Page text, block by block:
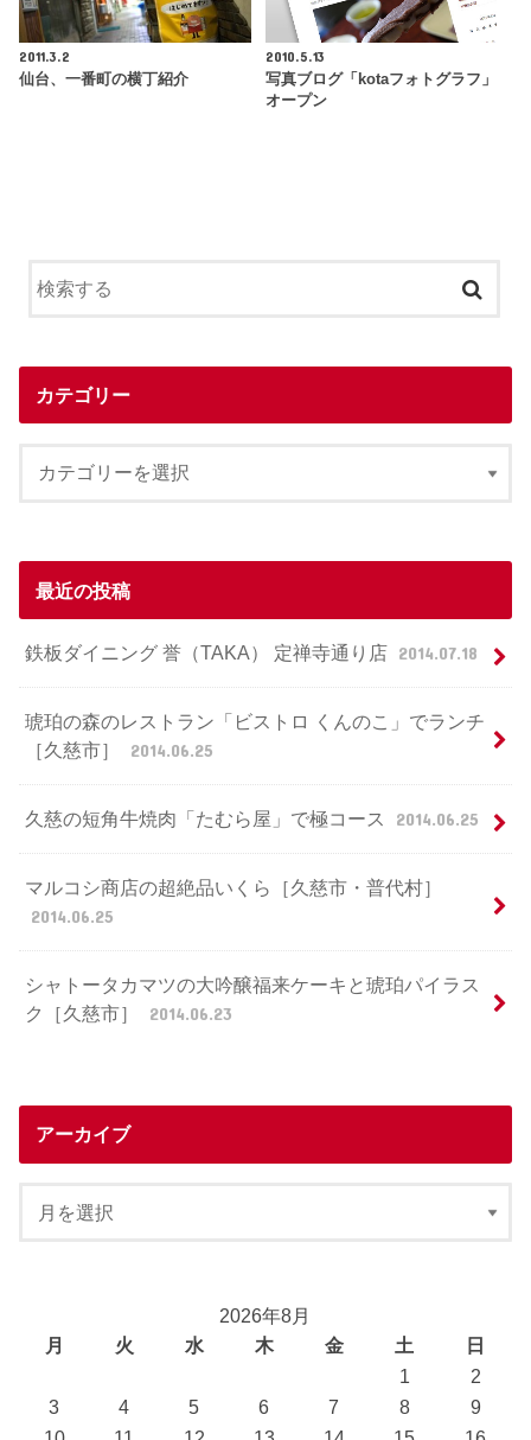
2011.3.2
仙台、一番町の横丁紹介
2010.5.13
写真ブログ「kotaフォトグラフ」
オープン
カテゴリー
最近の投稿
鉄板ダイニング 誉（TAKA） 定禅寺通り店 2014.07.18
琥珀の森のレストラン「ビストロ くんのこ」でランチ
［久慈市］
2014.06.25
久慈の短角牛焼肉「たむら屋」で極コース 2014.06.25
マルコシ商店の超絶品いくら［久慈市・普代村］
2014.06.25
シャトータカマツの大吟醸福来ケーキと琥珀パイラス
ク［久慈市］
2014.06.23
アーカイブ
2026年8月
月
火 水 木 金 土
日
1
2
3
4 5 6 7 8
9